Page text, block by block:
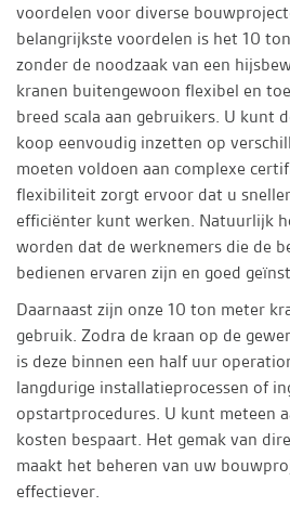
voordelen voor diverse
belangrijkste voordelen is het 10
zonder de noodzaak van een
kranen buitengewoon flexibel en
breed scala aan gebruikers. U kunt
koop eenvoudig inzetten op
moeten voldoen aan complexe
flexibiliteit zorgt ervoor dat u
efficiënter kunt werken. Natuurlijk
worden dat de werknemers die de
bedienen ervaren zijn en goed
Daarnaast zijn onze 10 ton meter
gebruik. Zodra de kraan op de
is deze binnen een half uur
langdurige installatieprocessen of
opstartprocedures. U kunt meteen
kosten bespaart. Het gemak van
maakt het beheren van uw
effectiever.